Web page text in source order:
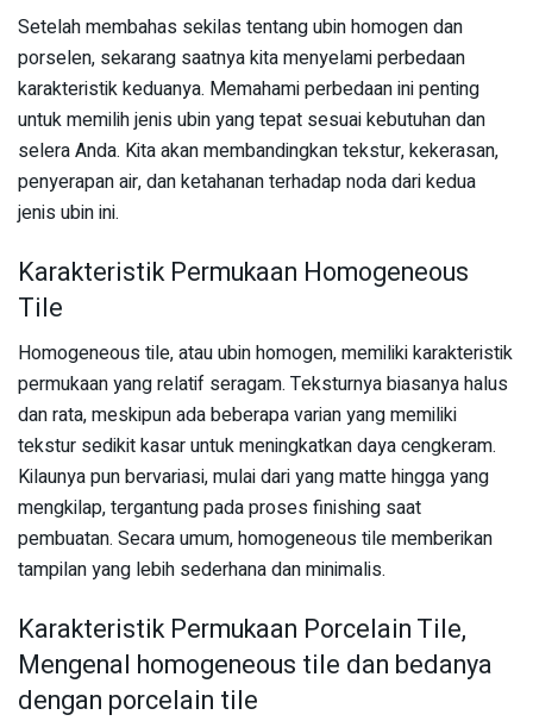
Setelah membahas sekilas tentang ubin homogen dan
porselen, sekarang saatnya kita menyelami perbedaan
karakteristik keduanya. Memahami perbedaan ini penting
untuk memilih jenis ubin yang tepat sesuai kebutuhan dan
selera Anda. Kita akan membandingkan tekstur, kekerasan,
penyerapan air, dan ketahanan terhadap noda dari kedua
jenis ubin ini.
Karakteristik Permukaan Homogeneous
Tile
Homogeneous tile, atau ubin homogen, memiliki karakteristik
permukaan yang relatif seragam. Teksturnya biasanya halus
dan rata, meskipun ada beberapa varian yang memiliki
tekstur sedikit kasar untuk meningkatkan daya cengkeram.
Kilaunya pun bervariasi, mulai dari yang matte hingga yang
mengkilap, tergantung pada proses finishing saat
pembuatan. Secara umum, homogeneous tile memberikan
tampilan yang lebih sederhana dan minimalis.
Karakteristik Permukaan Porcelain Tile,
Mengenal homogeneous tile dan bedanya
dengan porcelain tile